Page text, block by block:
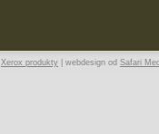
Xerox produkty | webdesign od Safari